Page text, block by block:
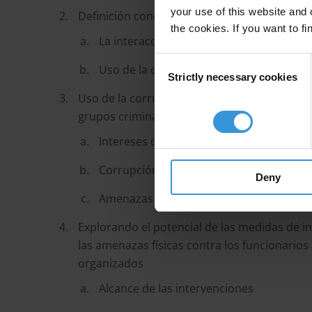
your use of this website
the cookies. If you want to
Selection
Strictly necessary cookies
Deny
Definición conceptual de amenaza física,
La interacción entre corrupción y
Uso de la corrupción y las amenazas
Uso de la corrupción y de las amenazas
grupos criminales organizados
Intereses de los grupos criminales
Corrupción de funcionarios de
Amenazas físicas de grupos criminales
Explorando el potencial de las medidas de
las amenazas físicas contra los
organizados
Alcance de las intervenciones